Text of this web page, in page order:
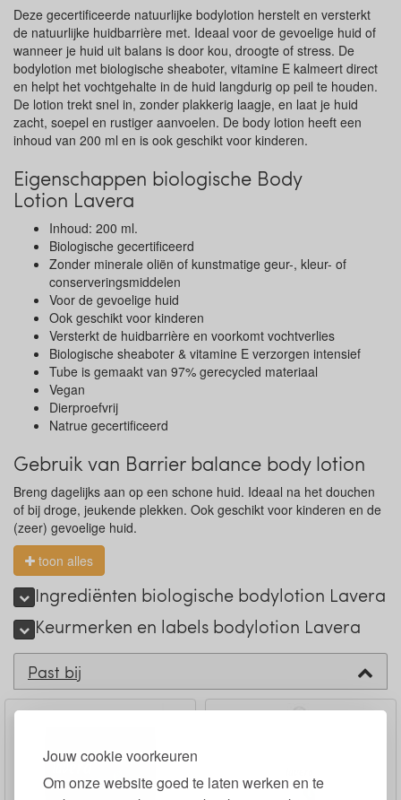
Jouw cookie voorkeuren
Om onze website goed te laten werken en te
Deze gecertificeerde natuurlijke bodylotion herstelt en versterkt
de natuurlijke huidbarrière met. Ideaal voor de gevoelige huid of
wanneer je huid uit balans is door kou, droogte of stress. De
bodylotion met biologische sheaboter, vitamine E kalmeert direct
en helpt het vochtgehalte in de huid langdurig op peil te houden.
De lotion trekt snel in, zonder plakkerig laagje, en laat je huid
zacht, soepel en rustiger aanvoelen. De body lotion heeft een
inhoud van 200 ml en is ook geschikt voor kinderen.
Eigenschappen biologische Body
Lotion Lavera
Inhoud: 200 ml.
Biologische gecertificeerd
Zonder minerale oliën of kunstmatige geur-, kleur- of
conserveringsmiddelen
Voor de gevoelige huid
Ook geschikt voor kinderen
Versterkt de huidbarrière en voorkomt vochtverlies
Biologische sheaboter & vitamine E verzorgen intensief
Tube is gemaakt van 97% gerecycled materiaal
Vegan
Dierproefvrij
Natrue gecertificeerd
Gebruik van Barrier balance body lotion
Breng dagelijks aan op een schone huid. Ideaal na het douchen
of bij droge, jeukende plekken. Ook geschikt voor kinderen en de
(zeer) gevoelige huid.
toon alles
Ingrediënten biologische bodylotion Lavera
Keurmerken en labels bodylotion Lavera
Past bij